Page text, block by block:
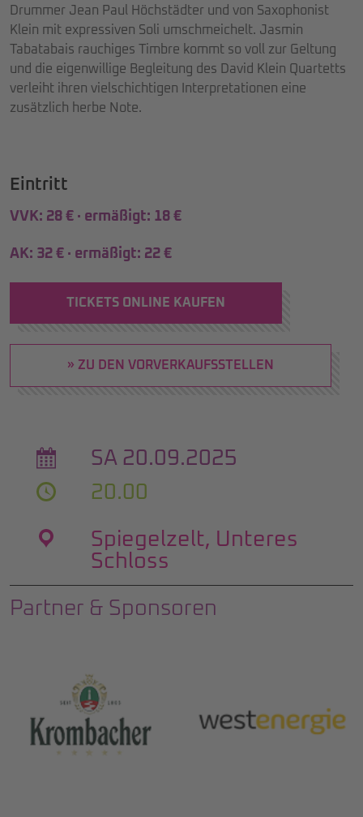
Drummer Jean Paul Höchstädter und von Saxophonist
Klein mit expressiven Soli umschmeichelt. Jasmin
Tabatabais rauchiges Timbre kommt so voll zur Geltung
und die eigenwillige Begleitung des David Klein Quartetts
verleiht ihren vielschichtigen Interpretationen eine
zusätzlich herbe Note.
Eintritt
VVK: 28 € · ermäßigt: 18 €
AK: 32 € · ermäßigt: 22 €
TICKETS ONLINE KAUFEN
» ZU DEN VORVERKAUFSSTELLEN
SA 20.09.2025
20.00
Spiegelzelt, Unteres
Schloss
Partner & Sponsoren